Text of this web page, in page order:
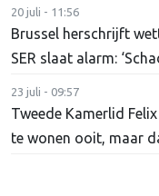
20 juli - 11:56
Brussel herschrijft
SER slaat alarm:
23 juli - 09:57
Tweede Kamerlid
te wonen ooit, maar